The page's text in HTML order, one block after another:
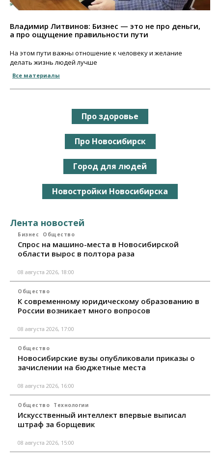
Владимир Литвинов: Бизнес — это не про деньги,
а про ощущение правильности пути
На этом пути важны отношение к человеку и желание
делать жизнь людей лучше
Все материалы
Про здоровье
Про Новосибирск
Город для людей
Новостройки Новосибирска
Лента новостей
Бизнес Общество
Спрос на машино-места в Новосибирской
области вырос в полтора раза
08 августа 2026, 18:00
Общество
К современному юридическому образованию в
России возникает много вопросов
08 августа 2026, 17:00
Общество
Новосибирские вузы опубликовали приказы о
зачислении на бюджетные места
08 августа 2026, 16:00
Общество Технологии
Искусственный интеллект впервые выписал
штраф за борщевик
08 августа 2026, 15:00